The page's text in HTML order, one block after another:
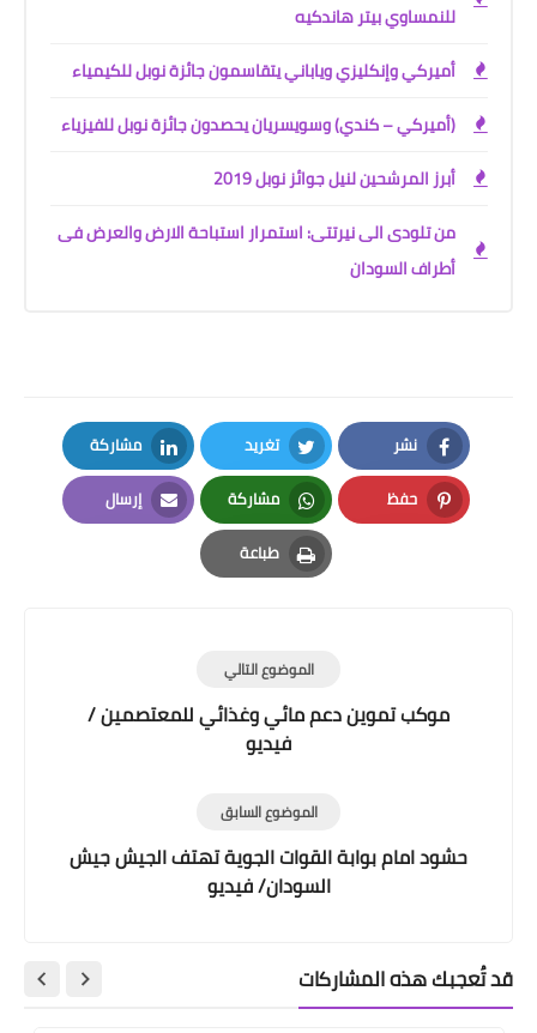
للنمساوي بيتر هاندكيه
أميركي وإنكليزي وياباني يتقاسمون جائزة نوبل للكيمياء
(أميركي – كندي) وسويسريان يحصدون جائزة نوبل للفيزياء
أبرز المرشحين لنيل جوائز نوبل 2019
من تلودى الى نيرتتى: استمرار استباحة الارض والعرض فى
أطراف السودان
نشر
Facebook
تغريد
Twitter
مشاركة
LinkedIn
حفظ
Pinterest
مشاركة
Whatsapp
إرسال
Email
طباعة
Print
الموضوع التالي
موكب تموين دعم مائي وغذائي للمعتصمين /
فيديو
الموضوع السابق
حشود امام بوابة القوات الجوية تهتف الجيش جيش
السودان/ فيديو
قد تُعجبك هذه المشاركات